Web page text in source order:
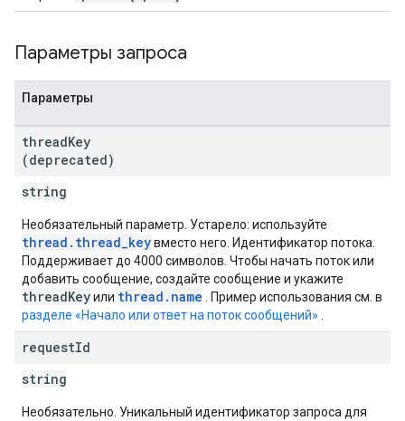
Параметры запроса
Параметры
threadKey
(deprecated)
string
Необязательный параметр. Устарело: используйте
thread.thread_keyвместо него. Идентификатор потока.
Поддерживает до 4000 символов. Чтобы начать поток или
добавить сообщение, создайте сообщение и укажите
threadKeyили thread.name . Пример использования см. в
разделе «Начало или ответ на поток сообщений»
requestId
string
Необязательно. Уникальный идентификатор запроса для